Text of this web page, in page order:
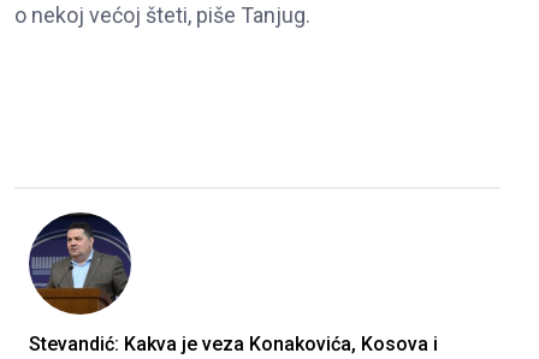
o nekoj većoj šteti, piše Tanjug.
Stevandić: Kakva je veza Konakovića, Kosova i